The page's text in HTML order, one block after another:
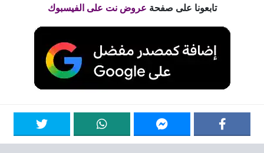
تابعونا على صفحة عروض نت على الفيسبوك